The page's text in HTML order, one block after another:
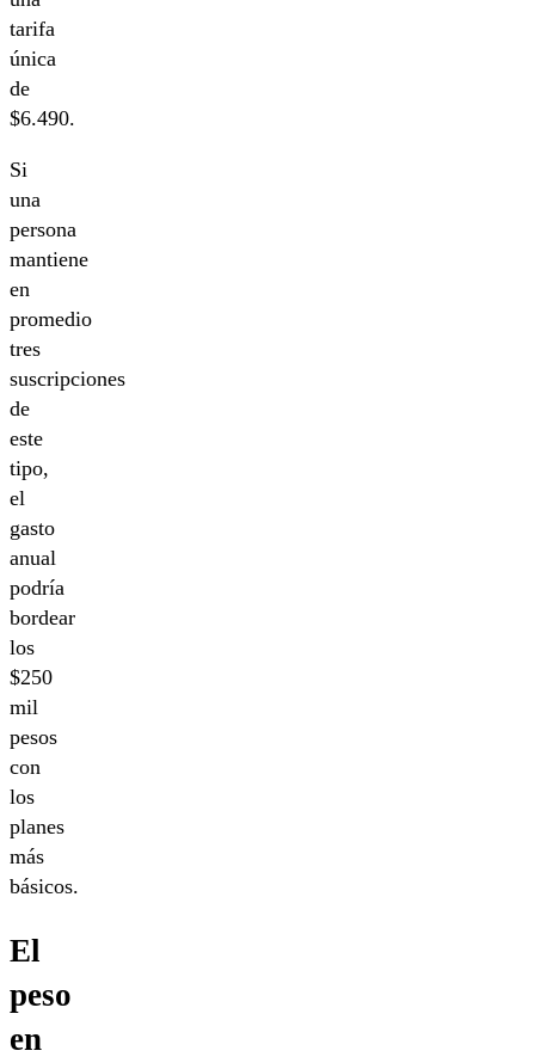
tarifa
única
de
$6.490.
Si
una
persona
mantiene
en
promedio
tres
suscripciones
de
este
tipo,
el
gasto
anual
podría
bordear
los
$250
mil
pesos
con
los
planes
más
básicos.
El
peso
en